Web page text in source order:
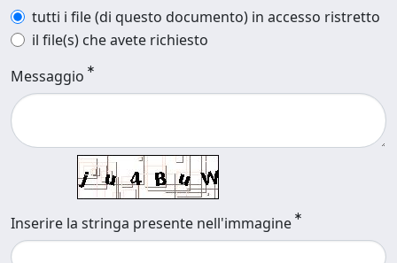
tutti i file (di questo documento) in accesso ristretto
il file(s) che avete richiesto
Messaggio
Inserire la stringa presente nell'immagine